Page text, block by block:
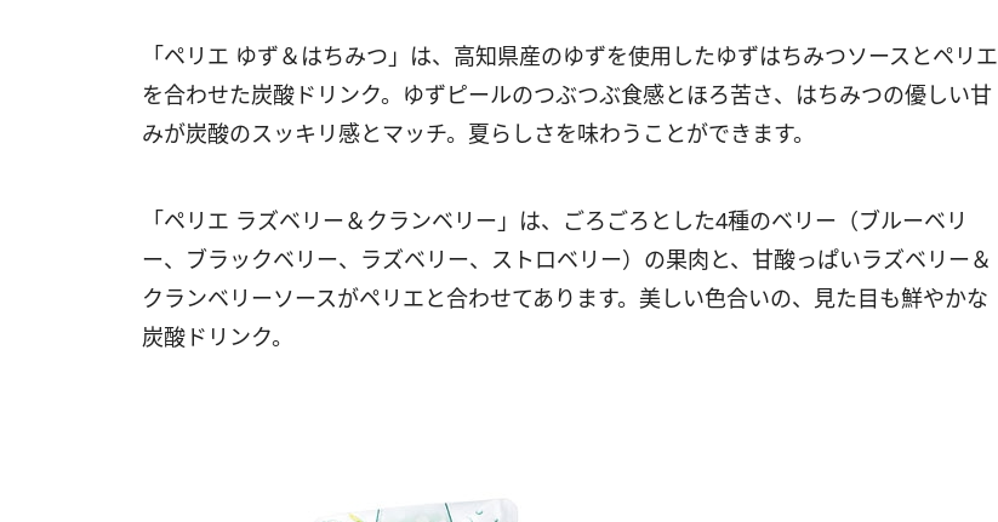
「ペリエ ゆず＆はちみつ」は、高知県産のゆずを使用したゆずはちみつソースとペリエ
を合わせた炭酸ドリンク。ゆずピールのつぶつぶ食感とほろ苦さ、はちみつの優しい甘
みが炭酸のスッキリ感とマッチ。夏らしさを味わうことができます。
「ペリエ ラズベリー＆クランベリー」は、ごろごろとした4種のベリー（ブルーベリ
ー、ブラックベリー、ラズベリー、ストロベリー）の果肉と、甘酸っぱいラズベリー＆
クランベリーソースがペリエと合わせてあります。美しい色合いの、見た目も鮮やかな
炭酸ドリンク。